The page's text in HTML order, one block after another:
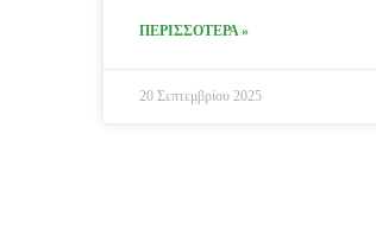
ΠΕΡΙΣΣΟΤΕΡΑ »
20 Σεπτεμβρίου 2025